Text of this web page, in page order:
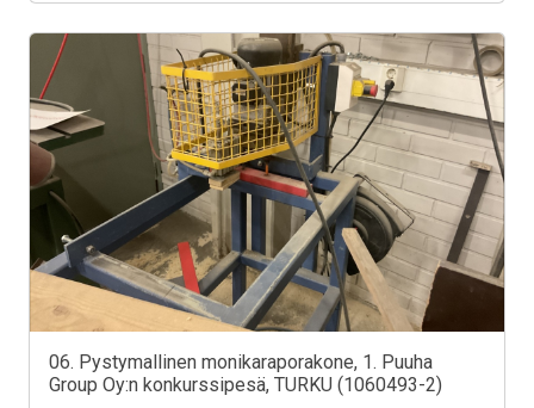
06. Pystymallinen monikaraporakone, 1. Puuha
Group Oy:n konkurssipesä, TURKU (1060493-2)